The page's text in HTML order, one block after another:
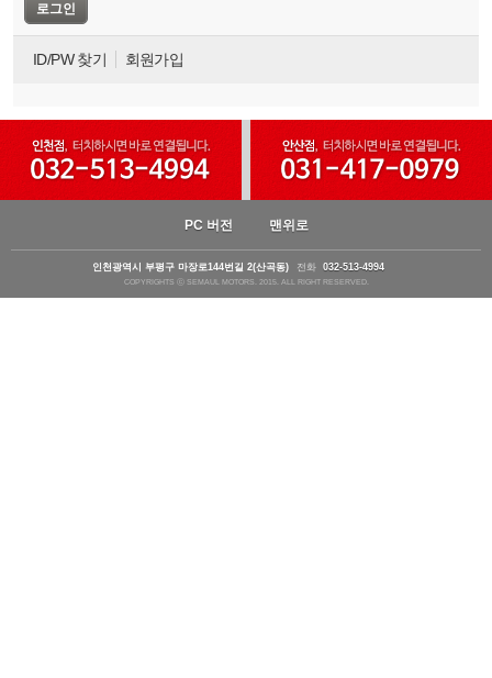
ID/PW 찾기 회원가입
PC 버전 맨위로
인천광역시 부평구 마장로144번길 2(산곡동) 전화 032-513-4994
COPYRIGHTS ⓒ SEMAUL MOTORS. 2015. ALL RIGHT RESERVED.